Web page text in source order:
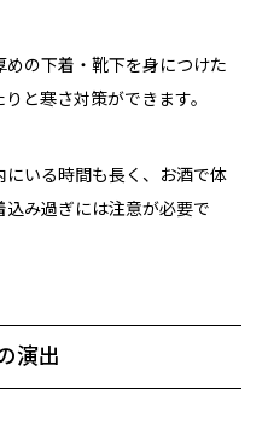
の下着・靴下を身につけた
と寒さ対策ができます。
にいる時間も長く、お酒で体
み過ぎには注意が必要で
演出